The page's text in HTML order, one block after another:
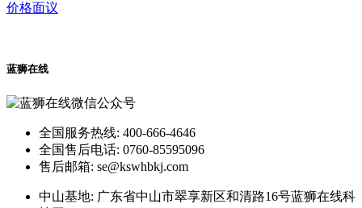
价格面议
蓝狮在线
全国服务热线: 400-666-4646
全国售后电话: 0760-85595096
售后邮箱: se@kswhbkj.com
中山基地: 广东省中山市翠享新区和清路16号蓝狮在线科